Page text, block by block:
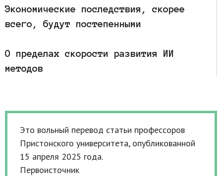
Экономические последствия, скорее
всего, будут постепенными
О пределах скорости развития ИИ
методов
Это вольный перевод статьи профессоров
Пристонского университета, опубликованной
15 апреля 2025 года.
Первоисточник